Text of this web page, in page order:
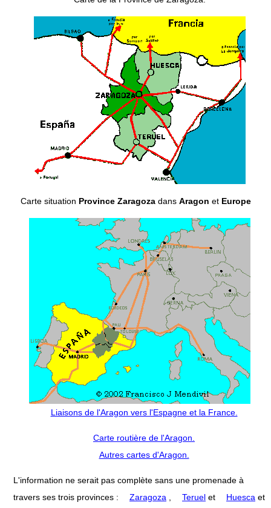
Carte situation Province Zaragozadans Aragon et Europe
Liaisons de l'Aragon vers l'Espagne et la France.
Carte routière de l'Aragon.
Autres cartes d'Aragon.
L'information ne serait pas complète sans une promenade à
travers ses trois provinces :
Zaragoza Teruel et Huesca et